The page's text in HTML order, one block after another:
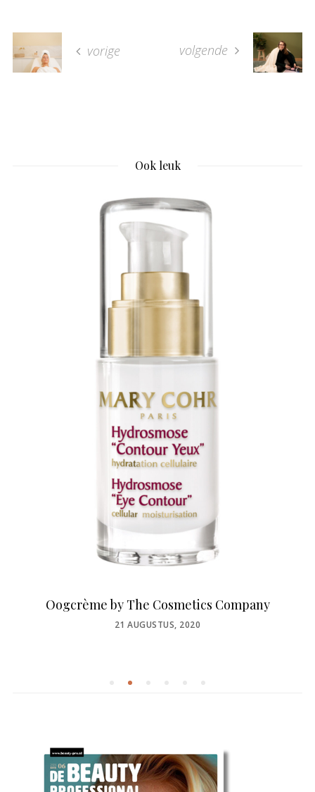
vorige volgende
Ook leuk
Oogcrème by The Cosmetics Company
POSTED
21 AUGUSTUS, 2020